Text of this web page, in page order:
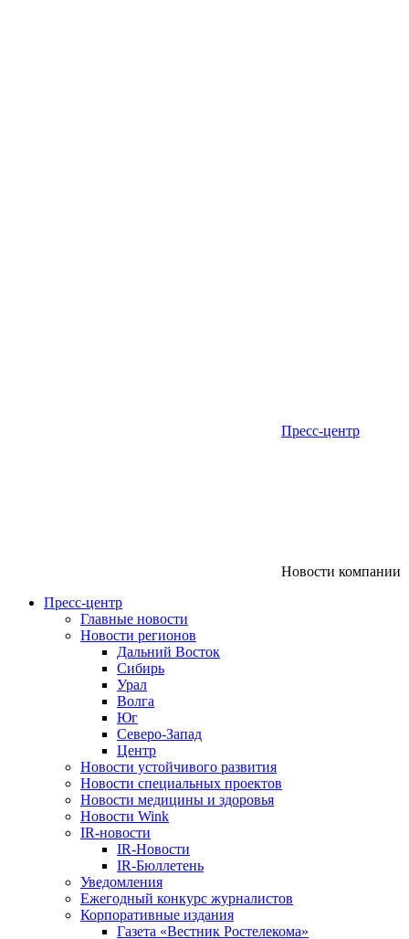
Пресс-центр
Новости компании
Пресс-центр
Главные новости
Новости регионов
Дальний Восток
Сибирь
Урал
Волга
Юг
Северо-Запад
Центр
Новости устойчивого развития
Новости специальных проектов
Новости медицины и здоровья
Новости Wink
IR-новости
IR-Новости
IR-Бюллетень
Уведомления
Ежегодный конкурс журналистов
Корпоративные издания
Газета «Вестник Ростелекома»